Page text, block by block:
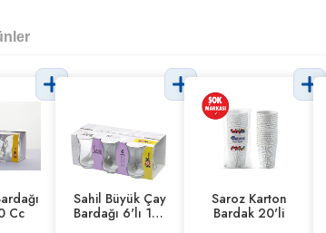
Cc
Sahil Büyük Çay
Bardağı 6'lı 165
Saroz Karton
Bardak 20'li